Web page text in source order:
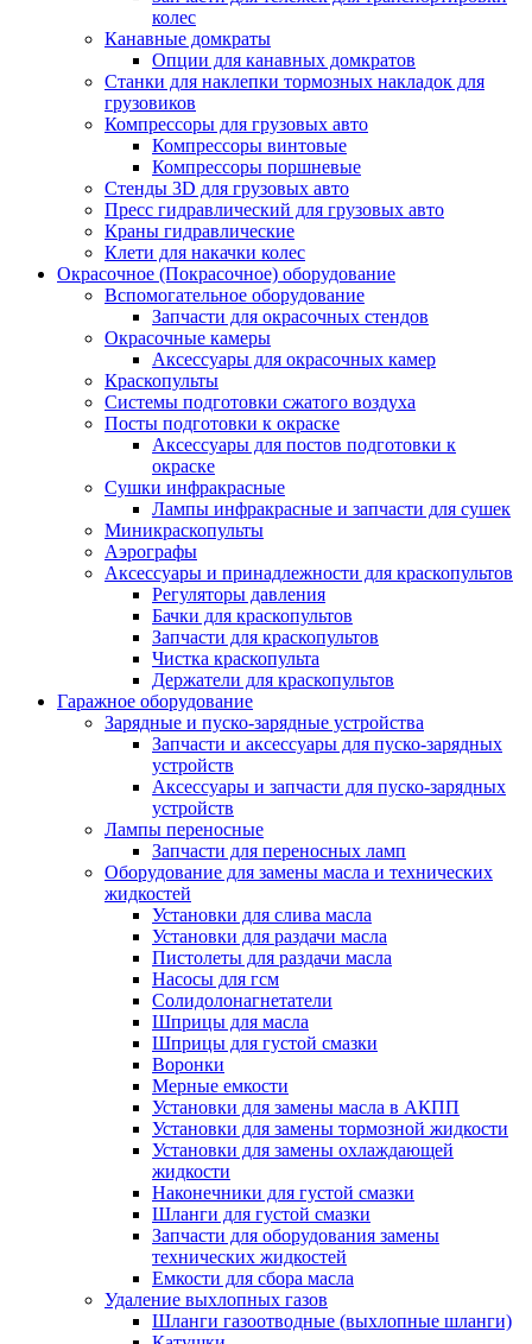
колес
Канавные домкраты
Опции для канавных домкратов
Станки для наклепки тормозных накладок для
грузовиков
Компрессоры для грузовых авто
Компрессоры винтовые
Компрессоры поршневые
Стенды 3D для грузовых авто
Пресс гидравлический для грузовых авто
Краны гидравлические
Клети для накачки колес
Окрасочное (Покрасочное) оборудование
Вспомогательное оборудование
Запчасти для окрасочных стендов
Окрасочные камеры
Аксессуары для окрасочных камер
Краскопульты
Системы подготовки сжатого воздуха
Посты подготовки к окраске
Аксессуары для постов подготовки к
окраске
Сушки инфракрасные
Лампы инфракрасные и запчасти для сушек
Миникраскопульты
Аэрографы
Аксессуары и принадлежности для краскопультов
Регуляторы давления
Бачки для краскопультов
Запчасти для краскопультов
Чистка краскопульта
Держатели для краскопультов
Гаражное оборудование
Зарядные и пуско-зарядные устройства
Запчасти и аксессуары для пуско-зарядных
устройств
Аксессуары и запчасти для пуско-зарядных
устройств
Лампы переносные
Запчасти для переносных ламп
Оборудование для замены масла и технических
жидкостей
Установки для слива масла
Установки для раздачи масла
Пистолеты для раздачи масла
Насосы для гсм
Солидолонагнетатели
Шприцы для масла
Шприцы для густой смазки
Воронки
Мерные емкости
Установки для замены масла в АКПП
Установки для замены тормозной жидкости
Установки для замены охлаждающей
жидкости
Наконечники для густой смазки
Шланги для густой смазки
Запчасти для оборудования замены
технических жидкостей
Емкости для сбора масла
Удаление выхлопных газов
Шланги газоотводные (выхлопные шланги)